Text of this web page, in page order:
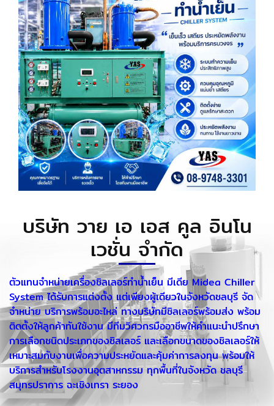
บริษัท วาย เอ เอส คูล อินโน
เวชั่น จำกัด
ตัวแทนจำหน่ายเครื่องชิลเลอร์ทำน้ำเย็น มีเดีย Midea Chiller
System ได้รับการแต่งตั้ง แต่เพียงผู้เดียวในจังหวัดชลบุรี จัด
จำหน่าย บริการพร้อมอะไหล่ ทางบริษัทมีชิลเลอร์พร้อมส่ง พร้อม
ติดตั้งให้ลูกค้าทันใช้งาน มีทีมวิศวกรมืออาชีพให้คำแนะนำปรึกษา
การเลือกชนิดประเภทของชิลเลอร์ และเลือกขนาดของชิลเลอร์ให้
เหมาะสมกับงานเพื่อความประหยัดและคุ้มค่าการลงทุน พร้อมให้
บริการสำหรับโรงงานอุตสาหกรรม ทุกพื้นที่ในจังหวัด ชลบุรี
สมุทรปราการ ฉะเชิงเทรา ระยอง